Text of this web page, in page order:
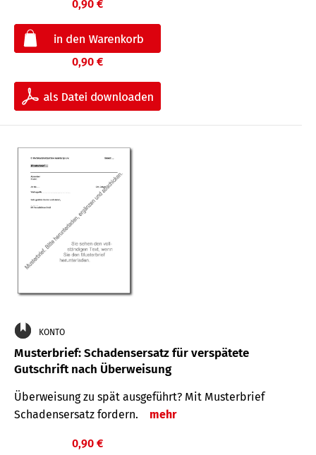
0,90 €
0,90 €
KONTO
Musterbrief: Schadensersatz für verspätete
Gutschrift nach Überweisung
Überweisung zu spät ausgeführt? Mit Musterbrief
Schadensersatz fordern.
mehr
0,90 €